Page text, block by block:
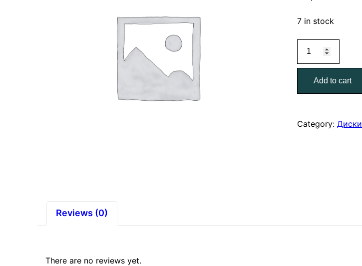
7 in stock
отрезной
350*3,5*25,4
металл
quantity
Add to cart
Category:Диски
Reviews (0)
There are no reviews yet.